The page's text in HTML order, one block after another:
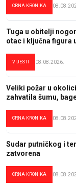
CRNA KRONIKA
Tuga u obitelji
otac i ključna figura
VIJESTI 08.08.2026.
Veliki požar u
zahvatila šumu,
CRNA KRONIKA
Sudar putničkog i
zatvorena
CRNA KRONIKA